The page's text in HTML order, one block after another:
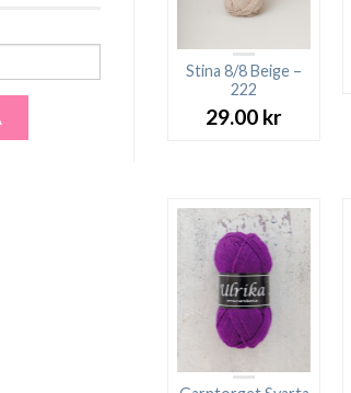
Stina 8/8 Beige –
222
29.00 kr